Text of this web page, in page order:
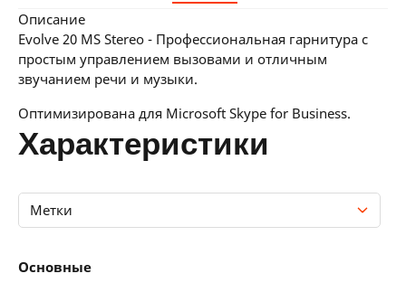
описание
Evolve 20 MS Stereo - Профессиональная гарнитура с
простым управлением вызовами и отличным
звучанием речи и музыки.
Оптимизирована для Microsoft Skype for Business.
характеристики
Метки
Основные